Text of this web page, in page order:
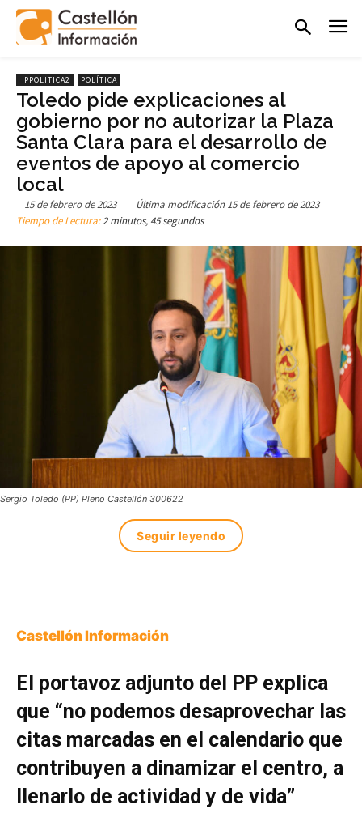
_PPOLITICA2 POLÍTICA
Toledo pide explicaciones al
gobierno por no autorizar la Plaza
Santa Clara para el desarrollo de
eventos de apoyo al comercio
local
15 de febrero de 2023 Última modificación 15 de febrero de 2023
Tiempo de Lectura:2 minutos, 45 segundos
Sergio Toledo (PP) Pleno Castellón 300622
Seguir leyendo
Castellón Información
El portavoz adjunto del PP explica
que “no podemos desaprovechar las
citas marcadas en el calendario que
contribuyen a dinamizar el centro, a
llenarlo de actividad y de vida”